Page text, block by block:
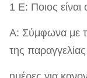
1 Ε: Ποιος
Α: Σύμφωνα με
της